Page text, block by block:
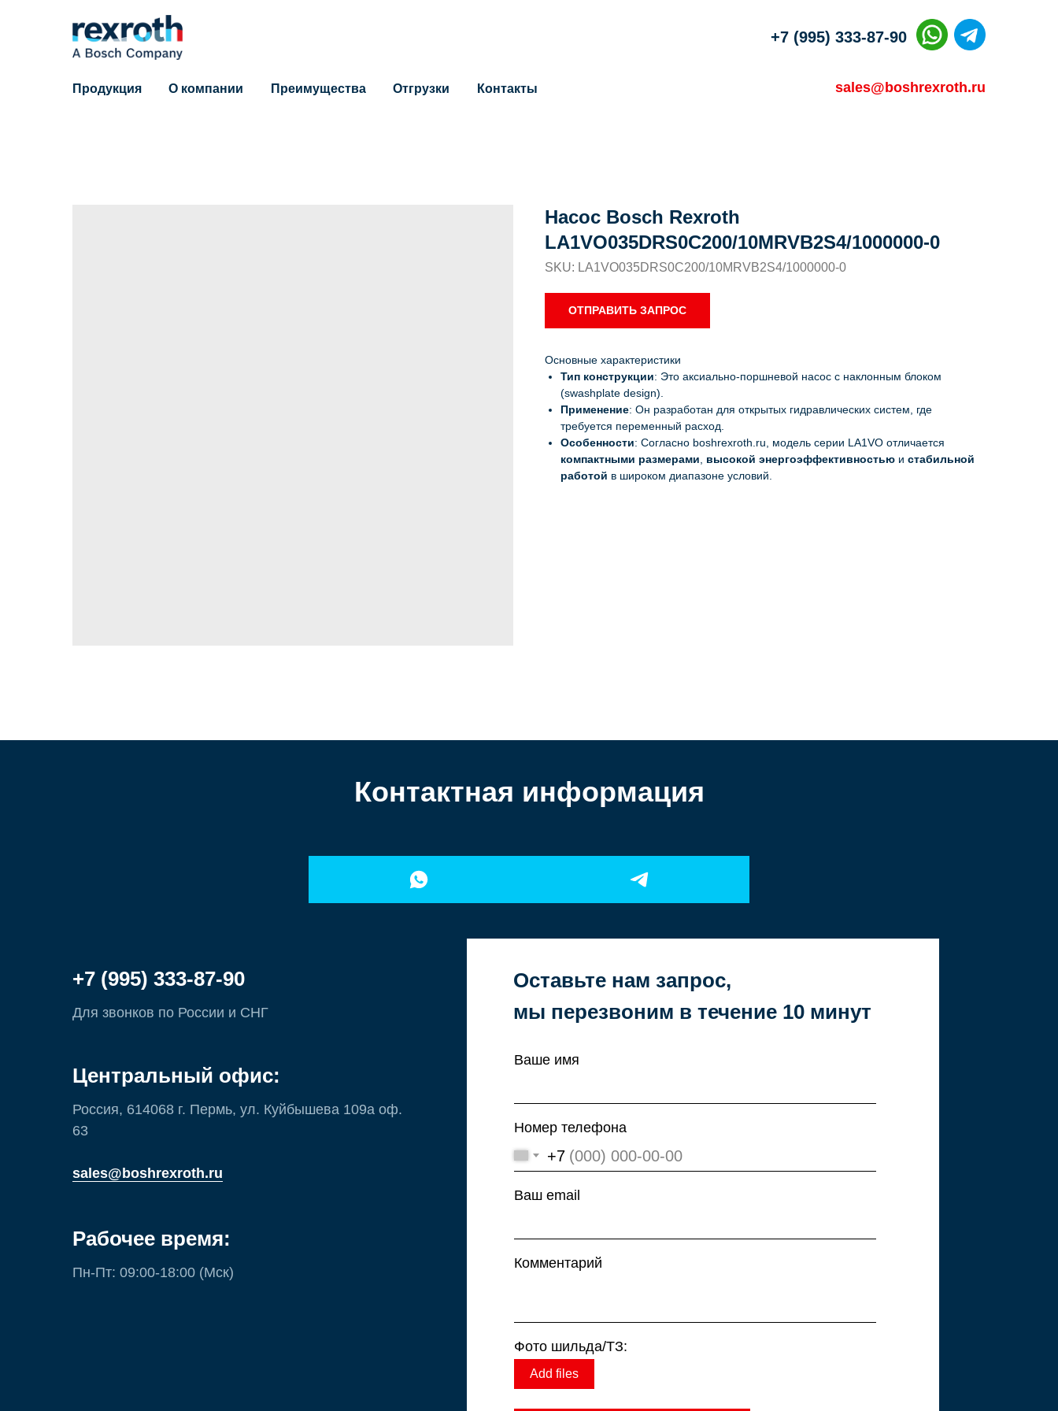
+7 (995) 333-87-90
Продукция О компании Преимущества Отгрузки Контакты sales@boshrexroth.ru
Насос Bosch Rexroth
LA1VO035DRS0C200/10MRVB2S4/1000000-0
SKU: LA1VO035DRS0C200/10MRVB2S4/1000000-0
ОТПРАВИТЬ ЗАПРОС
Основные характеристики
Тип конструкции: Это аксиально-поршневой насос с наклонным блоком
(swashplate design).
Применение: Он разработан для открытых гидравлических систем, где
требуется переменный расход.
Особенности: Согласно boshrexroth.ru, модель серии LA1VO отличается
компактными размерами
высокой энергоэффективностью и стабильной
работой в широком диапазоне условий.
Контактная информация
Оставьте нам запрос,
мы перезвоним в течение 10 минут
Для звонков по России и СНГ
Ваше имя
Номер телефона
+7
Ваш email
Комментарий
Фото шильда/ТЗ:
Add files
+7 (995) 333-87-90
Россия, 614068 г. Пермь, ул. Куйбышева 109а оф.
63
sales@boshrexroth.ru
Центральный офис:
Пн-Пт: 09:00-18:00 (Мск)
Рабочее время: